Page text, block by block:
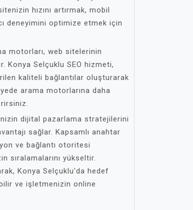
hızını artırmak, mobil
deneyimini optimize etmek için
motorları, web sitelerinin
Konya Selçuklu SEO hizmeti,
kaliteli bağlantılar oluşturarak
arama motorlarına daha
dijital pazarlama stratejilerini
sağlar. Kapsamlı anahtar
ve bağlantı otoritesi
yükseltir.
Konya Selçuklu'da hedef
ve işletmenizin online